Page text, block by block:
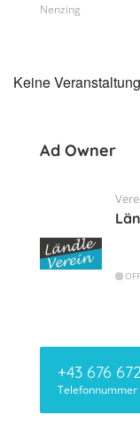
Nenzing
Keine
Ad Owner
+43 676
Telefonnummer